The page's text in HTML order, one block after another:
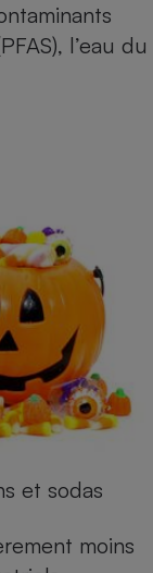
l’eau du
et sodas
moins